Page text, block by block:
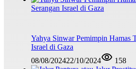
Yahya Sinwar Pemimpin Hamas
Israel di Gaza
08/08/202422/10/2024 158